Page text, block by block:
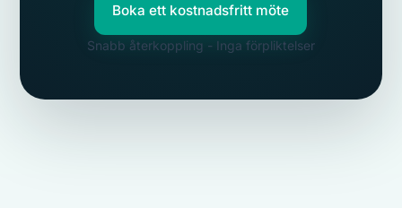
Boka ett kostnadsfritt möte
Snabb återkoppling - Inga förpliktelser